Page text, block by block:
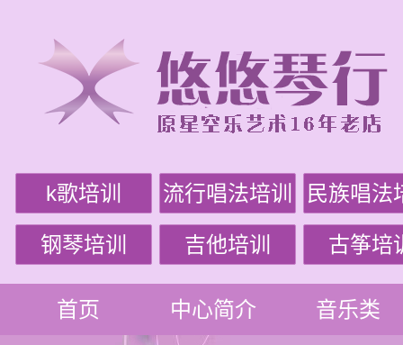
k歌培训 流行唱法培训 民族唱法
钢琴培训 吉他培训 古筝培
首页 中心简介 音乐类